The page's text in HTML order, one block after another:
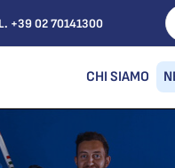
+39 02 70141300
CHI SIAMO